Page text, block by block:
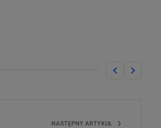
NASTĘPNY ARTYKUŁ